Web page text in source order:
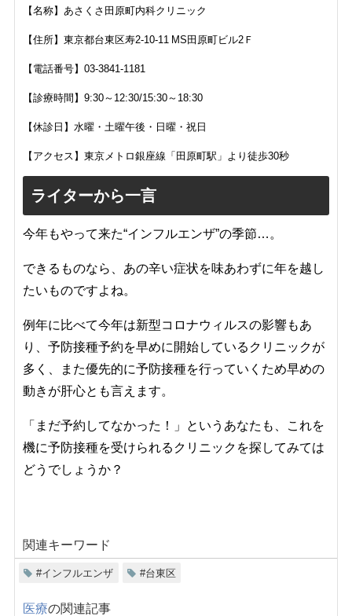
【名称】あさくさ田原町内科クリニック
【住所】 東京都台東区寿2-10-11 MS田原町ビル2Ｆ
【電話番号】 03-3841-1181
【診療時間】 9:30～12:30/15:30～18:30
【休診日】 水曜・土曜午後・日曜・祝日
【アクセス】 東京メトロ銀座線「 田原町駅」より徒歩30秒
ライターから一言
今年もやって来た“インフルエンザ”の季節…。
できるものなら、あの辛い症状を味あわずに年を越し
たいものですよね。
例年に比べて今年は新型コロナウィルスの影響もあ
り、予防接種予約を早めに開始しているクリニックが
多く、また優先的に予防接種を行っていくため早めの
動きが肝心とも言えます。
「まだ予約してなかった！」というあなたも、これを
機に予防接種を受けられるクリニックを探してみては
どうでしょうか？
関連キーワード
#インフルエンザ #台東区
医療の関連記事